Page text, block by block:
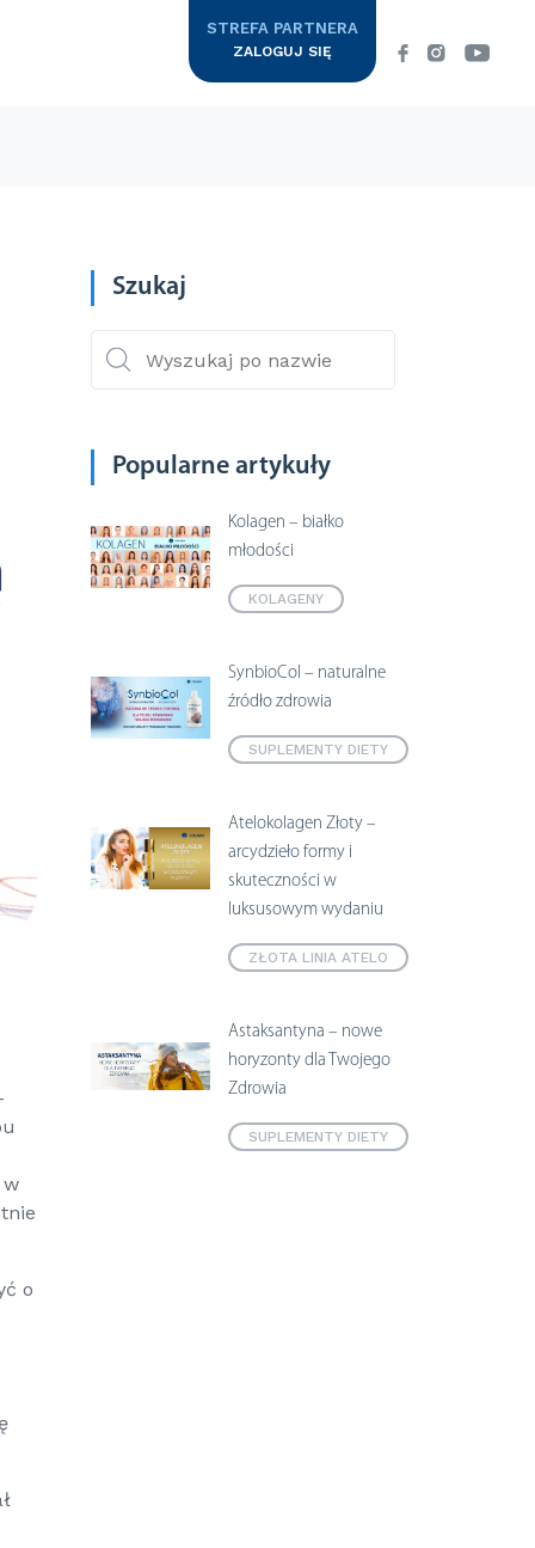
STREFA PARTNERA
ZALOGUJ SIĘ
Colway
COLWAYowe SPA
Zapraszamy Cię w podróż do krainy
DOWIEDZ SIĘ WIĘCEJ
w
o
Szukaj
Popularne artykuły
Kolagen – białko
młodości
KOLAGENY
SynbioCol – naturalne
źródło zdrowia
SUPLEMENTY DIETY
Atelokolagen Złoty –
arcydzieło formy i
skuteczności w
luksusowym wydaniu
ZŁOTA LINIA ATELO
Astaksantyna – nowe
horyzonty dla Twojego
Zdrowia
SUPLEMENTY DIETY